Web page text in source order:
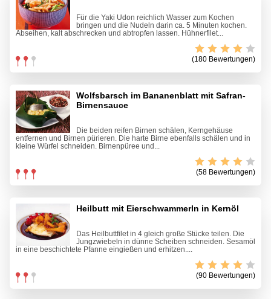
Für die Yaki Udon reichlich Wasser zum Kochen
bringen und die Nudeln darin ca. 5 Minuten kochen.
Abseihen, kalt abschrecken und abtropfen lassen. Hühnerfilet...
(180 Bewertungen)
Wolfsbarsch im Bananenblatt mit Safran-
Birnensauce
Die beiden reifen Birnen schälen, Kerngehäuse
entfernen und Birnen pürieren. Die harte Birne ebenfalls schälen und in
kleine Würfel schneiden. Birnenpüree und...
(58 Bewertungen)
Heilbutt mit Eierschwammerln in Kernöl
Das Heilbuttfilet in 4 gleich große Stücke teilen. Die
Jungzwiebeln in dünne Scheiben schneiden. Sesamöl
in eine beschichtete Pfanne eingießen und erhitzen....
(90 Bewertungen)